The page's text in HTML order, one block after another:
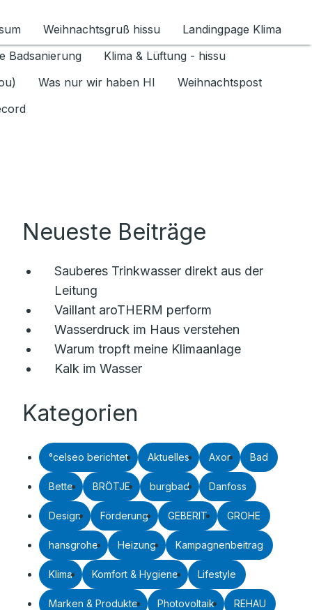
Datenschutz 1.6.2026 umschalten
Weihnachtsgruß hissu
Landingpage Klima
Badsanierung
Klima & Lüftung - hissu
Was nur wir haben HI
Weihnachtspost
Neueste Beiträge
Sauberes Trinkwasser direkt aus der
Leitung
Vaillant aroTHERM perform
Wasserdruck im Haus verstehen
Warum tropft meine Klimaanlage
Kalk im Wasser
Kategorien
°celseo berichtet Aktuelles Axor Bad
Bette BRÖTJE burgbad Danfoss
Design Förderung GEBERIT GROHE
hansgrohe Heizung Kampagnenbeitrag
Klima Komfort & Hygiene Lifestyle
Marken & Produkte Photovoltaik REHAU